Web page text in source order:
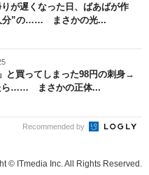
が遅くなった日、ばあばが作
分”の…… まさかの光...
と買ってしまった98円の刺身→
ら…… まさかの正体...
Recommended by
© ITmedia Inc. All Rights Reserved.